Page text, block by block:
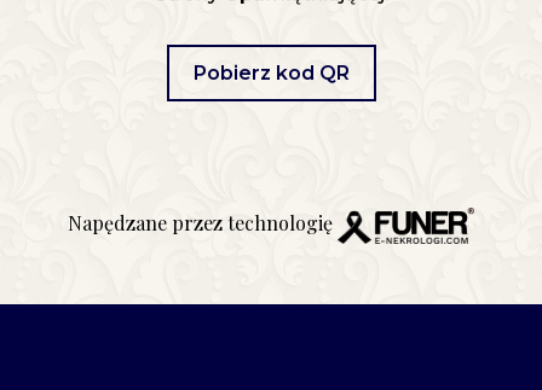
Pobierz kod QR
Napędzane przez technologię